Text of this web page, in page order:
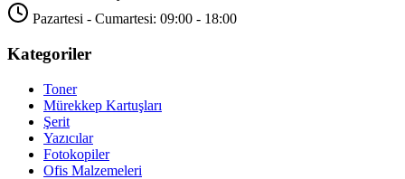
Pazartesi - Cumartesi: 09:00 - 18:00
Kategoriler
Toner
Mürekkep Kartuşları
Şerit
Yazıcılar
Fotokopiler
Ofis Malzemeleri